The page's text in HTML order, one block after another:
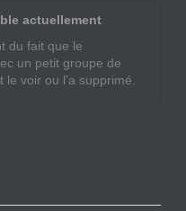
actuellement
du fait que le
un petit groupe de
voir ou l’a supprimé.